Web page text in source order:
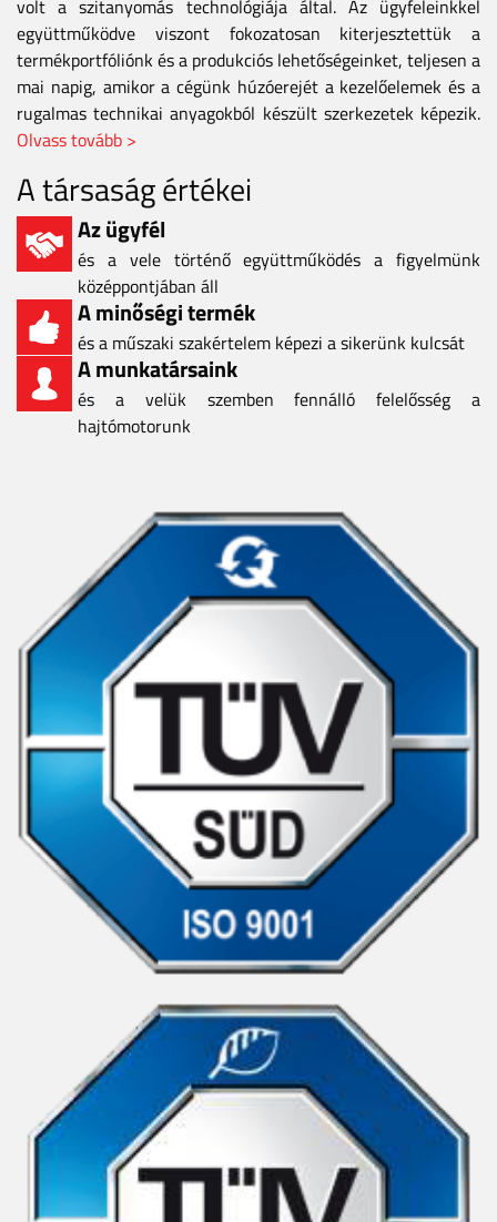
volt a szitanyomás technológiája által. Az ügyfeleinkkel
együttműködve viszont fokozatosan kiterjesztettük a
termékportfóliónk és a produkciós lehetőségeinket, teljesen a
mai napig, amikor a cégünk húzóerejét a kezelőelemek és a
rugalmas technikai anyagokból készült szerkezetek képezik.
Olvass tovább >
A társaság értékei
Az ügyfél
és a vele történő együttműködés a figyelmünk
középpontjában áll
A minőségi termék
és a műszaki szakértelem képezi a sikerünk kulcsát
A munkatársaink
és a velük szemben fennálló felelősség a
hajtómotorunk